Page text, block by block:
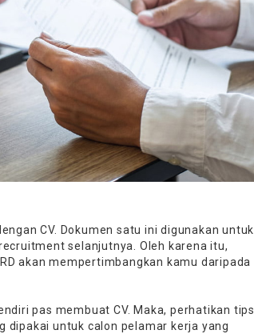
CV. Dokumen satu ini digunakan untuk
selanjutnya. Oleh karena itu,
akan mempertimbangkan kamu daripada
pas membuat CV. Maka, perhatikan tips
dipakai untuk calon pelamar kerja yang